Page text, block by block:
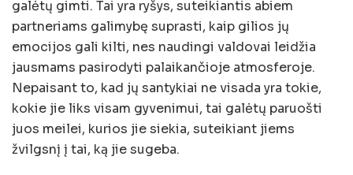
galėtų gimti. Tai yra ryšys, suteikiantis abiem
partneriams galimybę suprasti, kaip gilios jų
emocijos gali kilti, nes naudingi valdovai leidžia
jausmams pasirodyti palaikančioje atmosferoje.
Nepaisant to, kad jų santykiai ne visada yra tokie,
kokie jie liks visam gyvenimui, tai galėtų paruošti
juos meilei, kurios jie siekia, suteikiant jiems
žvilgsnį į tai, ką jie sugeba.